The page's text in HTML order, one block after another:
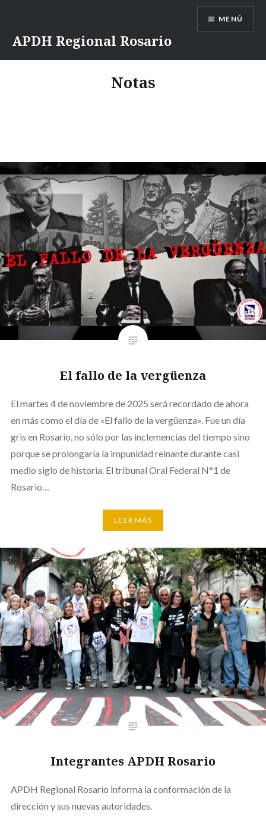
APDH Regional Rosario
MENÚ
Notas
El fallo de la vergüenza
El martes 4 de noviembre de 2025 será recordado de ahora
en más como el día de «El fallo de la vergüenza». Fue un día
gris en Rosario, no sólo por las inclemencias del tiempo sino
porque se prolongaría la impunidad reinante durante casi
medio siglo de historia. El tribunal Oral Federal N°1 de
Rosario…
LEER MÁS
Integrantes APDH Rosario
APDH Regional Rosario informa la conformación de la
dirección y sus nuevas autoridades.